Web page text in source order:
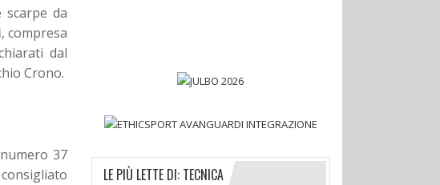
da
, compresa
dal
Crono.
37
LE PIÙ LETTE DI: TECNICA